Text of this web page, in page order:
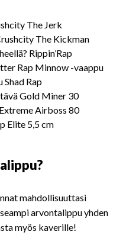
The Jerk
The Kickman
Rippin’Rap
Rap Minnow -vaappu
Rap
Gold Miner 30
Airboss 80
Elite 5,5 cm
mahdollisuuttasi
arvontalippu yhden
myös kaverille!